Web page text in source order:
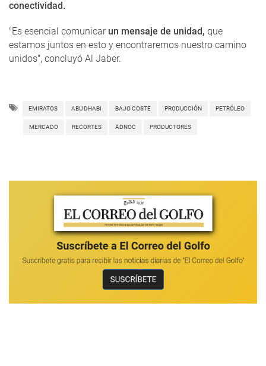
conectividad.
"Es esencial comunicarun mensaje de unidad, que
estamos juntos en esto y encontraremos nuestro camino
unidos", concluyó Al Jaber.
EMIRATOS ABU DHABI BAJO COSTE PRODUCCIÓN PETRÓLEO
MERCADO RECORTES ADNOC PRODUCTORES